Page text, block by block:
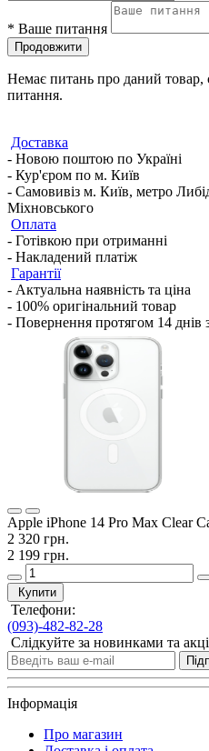
* Ваше питання
Продовжити
Немає питань про даний товар,
питання.
Доставка
- Новою поштою по Україні
- Кур'єром по м. Київ
- Самовивіз м. Київ, метро
Міхновського
Оплата
- Готівкою при отриманні
- Накладений платіж
Гарантії
- Актуальна наявність та ціна
- 100% оригінальний товар
- Повернення протягом 14 днів
Apple iPhone 14 Pro Max Clear
2 320 грн.
2 199 грн.
Купити
Телефони:
(093)-482-82-28
Слідкуйте за новинками та
Інформація
Про магазин